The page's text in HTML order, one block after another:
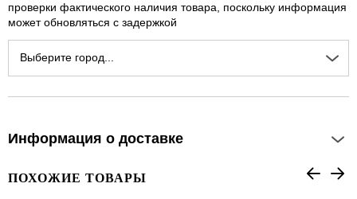
проверки фактического наличия товара, поскольку информация
может обновляться с задержкой
Выберите город...
Информация о доставке
ПОХОЖИЕ ТОВАРЫ